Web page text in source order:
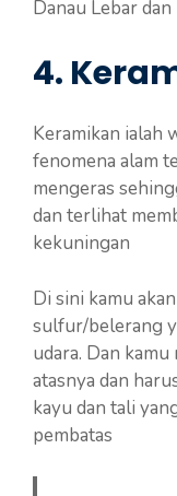
Danau Lebar
4.
Keramikan ialah
fenomena alam
mengeras
dan terlihat
kekuningan
Di sini kamu
sulfur/belerang
udara. Dan
atasnya dan
kayu dan tali
pembatas